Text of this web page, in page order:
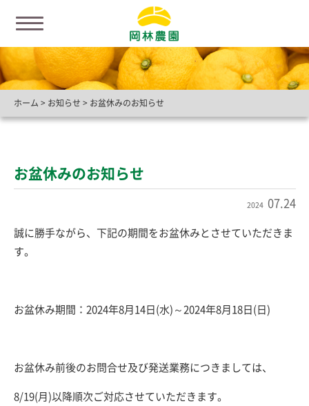
ホーム > お知らせ > お盆休みのお知らせ
お盆休みのお知らせ
2024 07.24
誠に勝手ながら、下記の期間をお盆休みとさせていただきま
す。
お盆休み期間：2024年8月14日(水)～2024年8月18日(日)
お盆休み前後のお問合せ及び発送業務につきましては、
8/19(月)以降順次ご対応させていただきます。